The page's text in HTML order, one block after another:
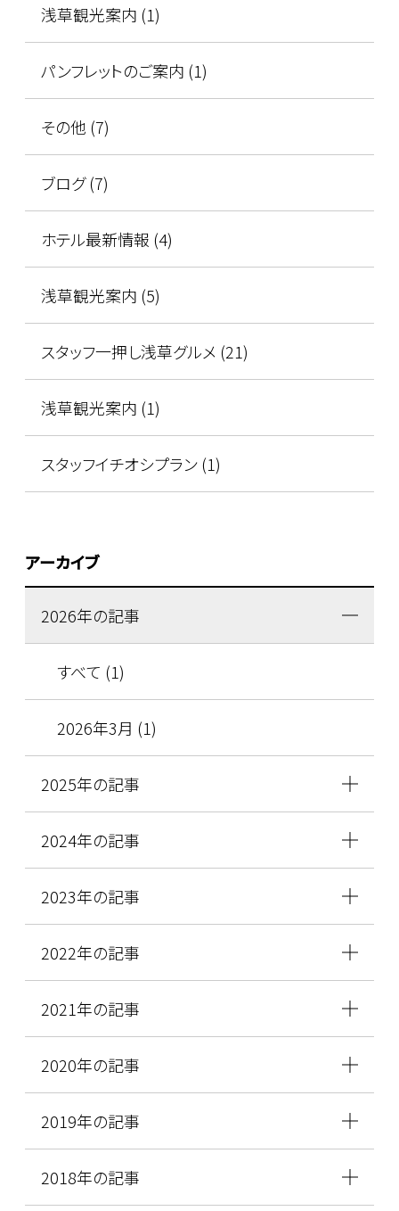
浅草観光案内 (1)
パンフレットのご案内 (1)
その他 (7)
ブログ (7)
ホテル最新情報 (4)
浅草観光案内 (5)
スタッフ一押し浅草グルメ (21)
浅草観光案内 (1)
スタッフイチオシプラン (1)
アーカイブ
2026年の記事
すべて (1)
2026年3月 (1)
2025年の記事
2024年の記事
2023年の記事
2022年の記事
2021年の記事
2020年の記事
2019年の記事
2018年の記事